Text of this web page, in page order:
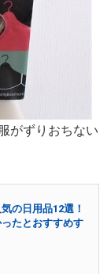
がずりおちない
の日用品12選！
たとおすすめす